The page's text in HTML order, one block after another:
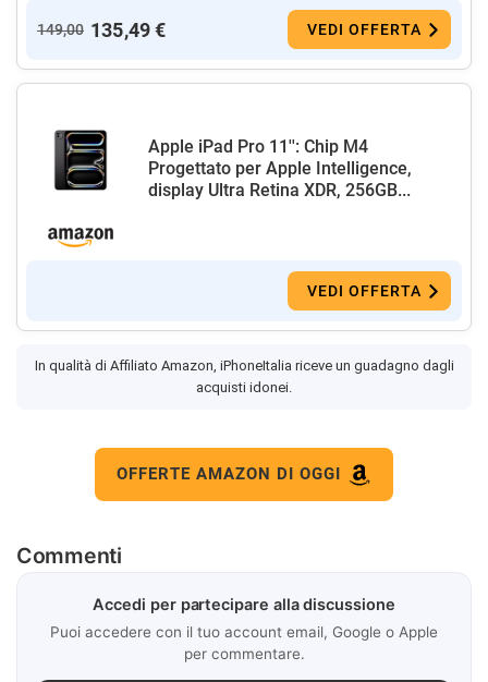
149,00 135,49 € VEDI OFFERTA
Apple iPad Pro 11'': Chip M4
Progettato per Apple Intelligence,
display Ultra Retina XDR, 256GB...
VEDI OFFERTA
In qualità di Affiliato Amazon, iPhoneItalia riceve un guadagno dagli
acquisti idonei.
OFFERTE AMAZON DI OGGI
Commenti
Accedi per partecipare alla discussione
Puoi accedere con il tuo account email, Google o Apple
per commentare.